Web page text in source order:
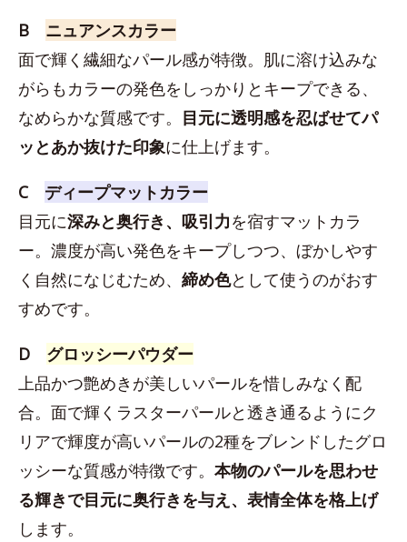
B
ニュアンスカラー
面で輝く繊細なパール感が特徴。肌に溶け込みな
がらもカラーの発色をしっかりとキープできる、
なめらかな質感です。 目元に透明感を忍ばせてパ
ッとあか抜けた印象に仕上げます。
C
ディープマットカラー
目元に深みと奥行き、吸引力を宿すマットカラ
ー。濃度が高い発色をキープしつつ、ぼかしやす
く自然になじむため、 締め色として使うのがおす
すめです。
D
グロッシーパウダー
上品かつ艶めきが美しいパールを惜しみなく配
合。面で輝くラスターパールと透き通るようにク
リアで輝度が高いパールの2種をブレンドしたグロ
ッシーな質感が特徴です。 本物のパールを思わせ
る輝きで目元に奥行きを与え、表情全体を格上げ
します。